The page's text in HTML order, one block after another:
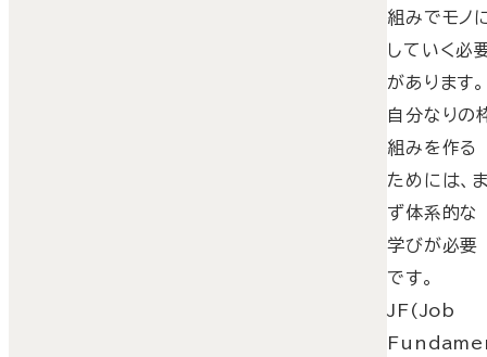
組みでモノ
していく必
があります。
自分なりの
組みを作る
ためには、
ず体系的な
学びが必要
です。
JF(Job